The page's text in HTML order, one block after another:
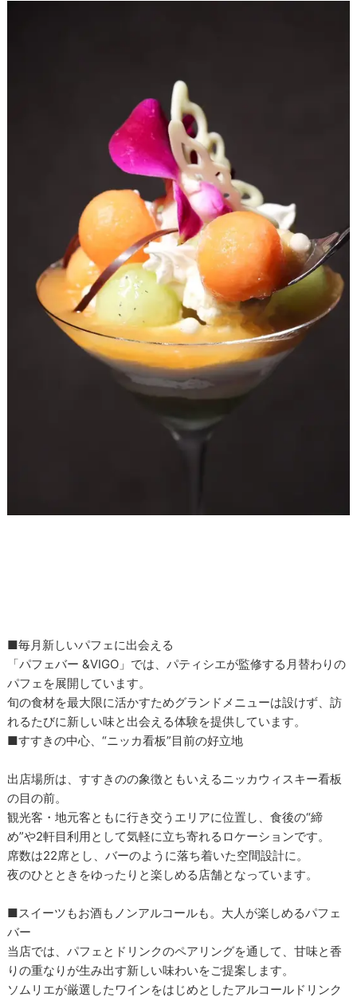
■毎月新しいパフェに出会える
「パフェバー &VIGO」では、パティシエが監修する月替わりの
パフェを展開しています。
旬の食材を最大限に活かすためグランドメニューは設けず、訪
れるたびに新しい味と出会える体験を提供しています。
■すすきの中心、“ニッカ看板”目前の好立地
出店場所は、すすきのの象徴ともいえるニッカウィスキー看板
の目の前。
観光客・地元客ともに行き交うエリアに位置し、食後の“締
め”や2軒目利用として気軽に立ち寄れるロケーションです。
席数は22席とし、バーのように落ち着いた空間設計に。
夜のひとときをゆったりと楽しめる店舗となっています。
■スイーツもお酒もノンアルコールも。大人が楽しめるパフェ
バー
当店では、パフェとドリンクのペアリングを通して、甘味と香
りの重なりが生み出す新しい味わいをご提案します。
ソムリエが厳選したワインをはじめとしたアルコールドリンク